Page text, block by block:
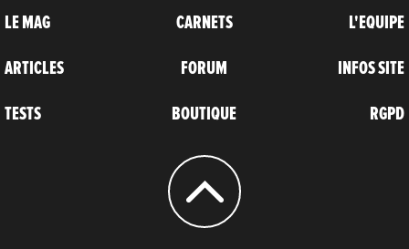
LE MAG
ARTICLES
TESTS
CARNETS
FORUM
BOUTIQUE
L'EQUIPE
INFOS SITE
RGPD